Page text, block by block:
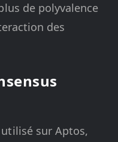
de polyvalence
des
sur Aptos,